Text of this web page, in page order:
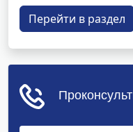
Перейти в раздел